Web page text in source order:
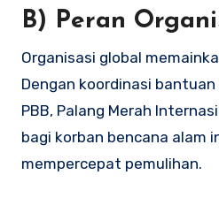
B) Peran
Organisasi global
Dengan koordinasi
PBB, Palang Merah
bagi korban bencana alam
mempercepat pemulihan.